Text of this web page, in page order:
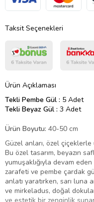
Taksit Seçenekleri
Ürün Açıklaması
Tekli Pembe Gül : 5 Adet
Tekli Beyaz Gül : 3 Adet
Ürün Boyutu: 40-50 cm
Güzel anları, özel
Bu özel tasarım, beyazın
yumuşaklığıyla devam
zarafeti ve pembe çardak
anlatı yaratırken, sarı
ve mirkeladus, doğal